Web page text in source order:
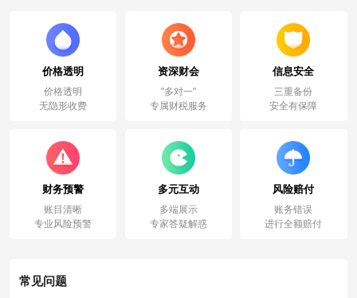
价格透明
价格透明
无隐形收费
资深财会
"多对一"
专属财税服务
信息安全
三重备份
安全有保障
财务预警
账目清晰
专业风险预警
多元互动
多端展示
专家答疑解惑
风险赔付
账务错误
进行全额赔付
常见问题